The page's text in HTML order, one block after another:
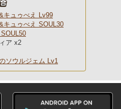
キュゥべえ Lv99
キュゥべえ SOUL30
ア x2
ソウルジェム Lv1